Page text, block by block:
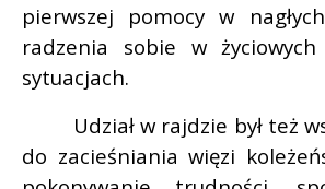
pierwszej pomocy w
radzenia sobie w życiowych
sytuacjach.
Udział w rajdzie był też
do zacieśniania więzi